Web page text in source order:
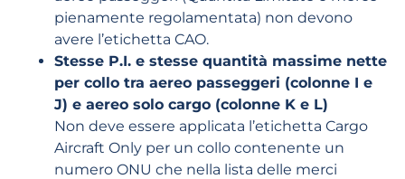
pienamente regolamentata) non devono
avere l’etichetta CAO.
Stesse P.I. e stesse quantità massime nette
per collo tra aereo passeggeri (colonne I e
J) e aereo solo cargo (colonne K e L)
Non deve essere applicata l’etichetta Cargo
Aircraft Only per un collo contenente un
numero ONU che nella lista delle merci